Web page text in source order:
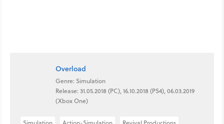
Overload
Genre: Simulation
Release: 31.05.2018 (PC), 16.10.2018 (PS4), 06.03.2019
(Xbox One)